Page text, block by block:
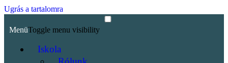
Ugrás a tartalomra
MenüToggle menu visibility
Iskola